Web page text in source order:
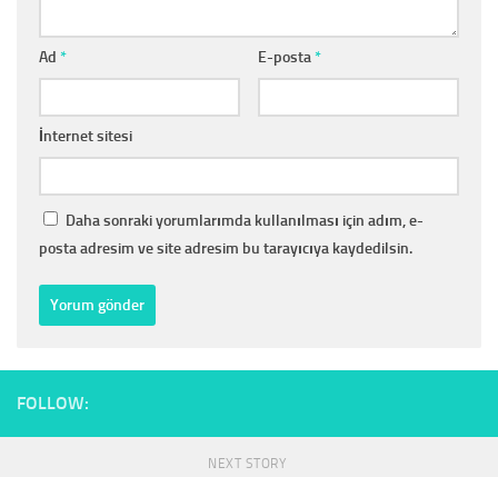
Ad * E-posta*
İnternet sitesi
Daha sonraki yorumlarımda kullanılması için adım, e-
posta adresim ve site adresim bu tarayıcıya kaydedilsin.
FOLLOW:
NEXT STORY